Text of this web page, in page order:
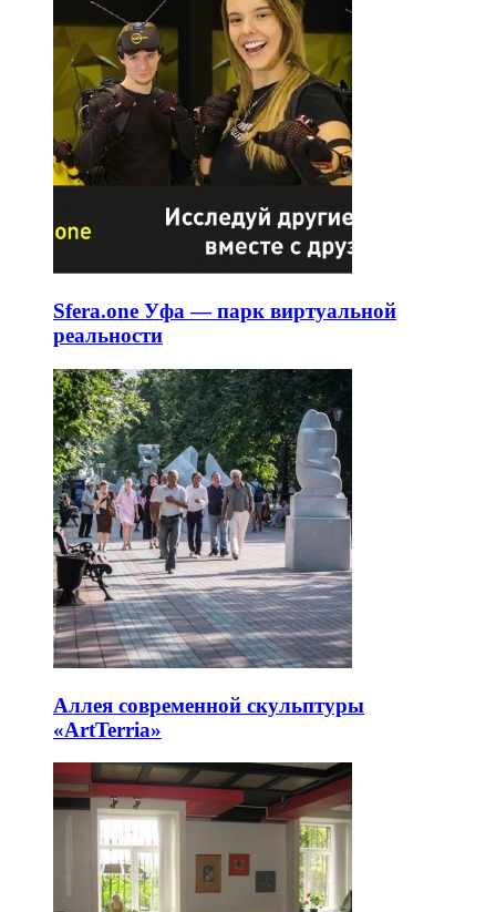
Sfera.one Уфа — парк виртуальной
реальности
Аллея современной скульптуры
«ArtTerria»